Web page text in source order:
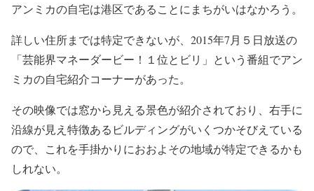
アンミカの自宅は港区であることにまちがいはなかろう。
詳しい住所までは特定できないが、2015年7月５日放送の
「芸能界マネーダービー！１位とビリ」という番組でアン
ミカの自宅紹介コーナーがあった。
その映像では窓から見える景色が紹介されており、右手に
沿線が見え特徴あるビルディングがいくつかそびえている
ので、これを手掛かりにおおよその地域が特定できるかも
しれない。